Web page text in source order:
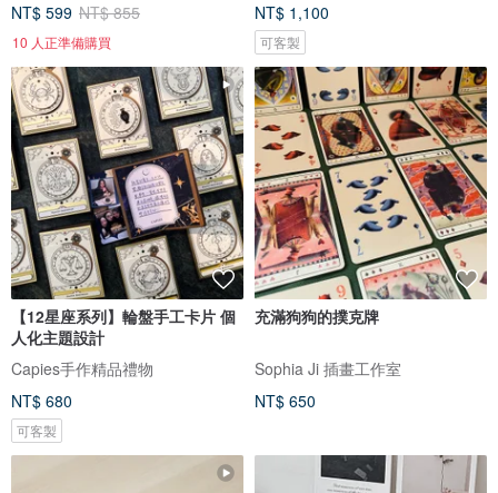
NT$ 599 NT$ 855
10 人正準備購買
NT$ 1,100
可客製
【12星座系列】輪盤手工卡片 個
人化主題設計
Capies手作精品禮物
NT$ 680
可客製
充滿狗狗的撲克牌
Sophia Ji 插畫工作室
NT$ 650